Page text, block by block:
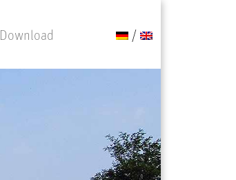
Download /